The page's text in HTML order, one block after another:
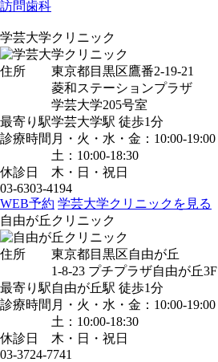
訪問歯科
学芸大学クリニック
住所
東京都目黒区鷹番2-19-21
菱和ステーションプラザ
学芸大学205号室
最寄り駅学芸大学駅 徒歩1分
診療時間 月・火・水・金：10:00-19:00
土：10:00-18:30
休診日
木・日・祝日
03-6303-4194
WEB予約 学芸大学クリニックを見る
自由が丘クリニック
住所
東京都目黒区自由が丘
1-8-23 プチプラザ自由が丘3F
最寄り駅自由が丘駅 徒歩1分
診療時間 月・火・水・金：10:00-19:00
土：10:00-18:30
休診日
木・日・祝日
03-3724-7741